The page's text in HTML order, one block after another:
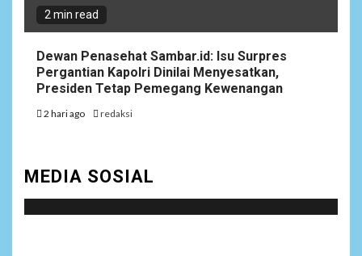
2 min read
Dewan Penasehat Sambar.id: Isu Surpres
Pergantian Kapolri Dinilai Menyesatkan,
Presiden Tetap Pemegang Kewenangan
2 hari ago redaksi
MEDIA SOSIAL